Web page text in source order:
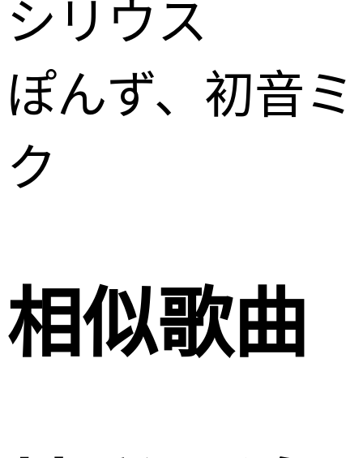
シリウス
ぽんず、初音ミ
ク
相似歌曲